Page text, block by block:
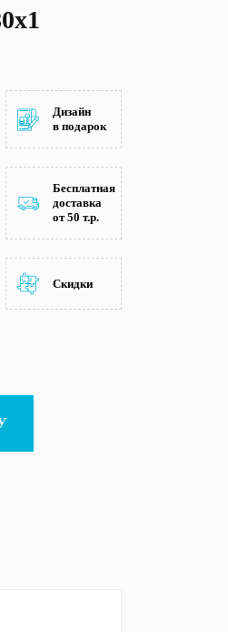
Дизайн
в подарок
Бесплатная
доставка
от 50 т.р.
Скидки